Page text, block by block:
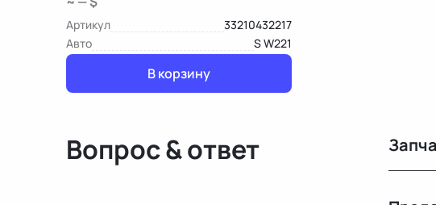
Артикул
33210432217
Авто
S W221
В корзину
Вопрос & ответ